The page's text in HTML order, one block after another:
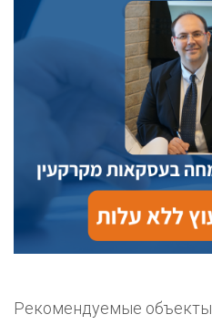
Рекомендуемые